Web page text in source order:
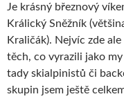
Je krásný březnový
Králický Sněžník
Kraličák). Nejvíc zde
těch, co vyrazili jako
tady skialpinistů či
skupin jsem ještě